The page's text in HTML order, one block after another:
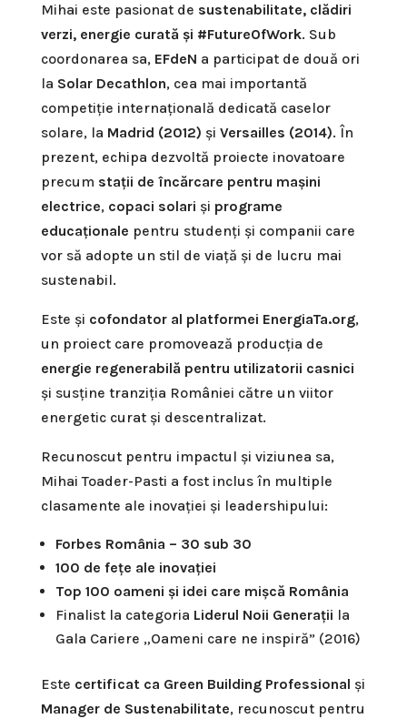
Mihai este pasionat de sustenabilitate, clădiri
verzi, energie curată și #FutureOfWork. Sub
coordonarea sa, EFdeN a participat de două ori
la Solar Decathlon, cea mai importantă
competiție internațională dedicată caselor
solare, la Madrid (2012) și Versailles (2014). În
prezent, echipa dezvoltă proiecte inovatoare
precum stații de încărcare pentru mașini
electrice, copaci solari și programe
educaționale pentru studenți și companii care
vor să adopte un stil de viață și de lucru mai
sustenabil.
Este și cofondator al platformei EnergiaTa.org,
un proiect care promovează producția de
energie regenerabilă pentru utilizatorii casnici
și susține tranziția României către un viitor
energetic curat și descentralizat.
Recunoscut pentru impactul și viziunea sa,
Mihai Toader-Pasti a fost inclus în multiple
clasamente ale inovației și leadershipului:
Forbes România – 30 sub 30
100 de fețe ale inovației
Top 100 oameni și idei care mișcă România
Finalist la categoria Liderul Noii Generații la
Gala Cariere „Oameni care ne inspiră” (2016)
Este certificat ca Green Building Professional și
Manager de Sustenabilitate, recunoscut pentru